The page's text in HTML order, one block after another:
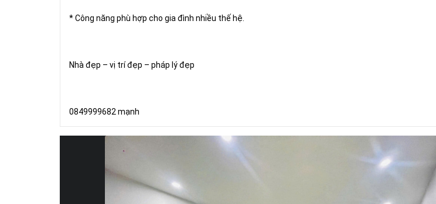
* Công năng phù hợp cho gia đình nhiều thế hệ.
Nhà đẹp – vị trí đẹp – pháp lý đẹp
0849999682 mạnh